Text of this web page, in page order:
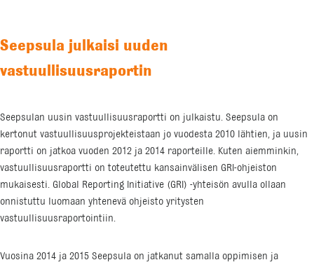
Seepsula julkaisi uuden
vastuullisuusraportin
Seepsulan uusin vastuullisuusraportti on julkaistu. Seepsula on
kertonut vastuullisuusprojekteistaan jo vuodesta 2010 lähtien, ja uusin
raportti on jatkoa vuoden 2012 ja 2014 raporteille. Kuten aiemminkin,
vastuullisuusraportti on toteutettu kansainvälisen GRI-ohjeiston
mukaisesti. Global Reporting Initiative (GRI) -yhteisön avulla ollaan
onnistuttu luomaan yhtenevä ohjeisto yritysten
vastuullisuusraportointiin.
Vuosina 2014 ja 2015 Seepsula on jatkanut samalla oppimisen ja